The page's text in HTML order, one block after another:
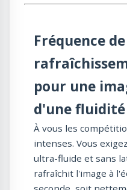
Fréquence de
pour une
d'une
À vous les
intenses. Vous
ultra-fluide et sans
rafraîchit l'image à